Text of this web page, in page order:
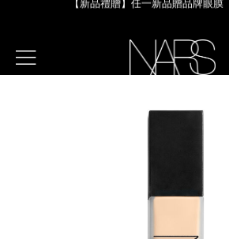
【8.6-8.9 限定】全館最高享14%回饋
【8/3-8/10限定】明星底妝買1送1
新客首購輸＜WELCOME＞享9折
選單"
預約金曲獎妝容
彩盤及禮盒組
彩妝專欄